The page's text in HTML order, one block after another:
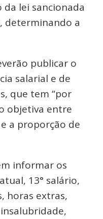
lei sancionada
determinando a
publicar o
salarial e de
que tem “por
objetiva entre
a proporção de
informar os
13° salário,
horas extras,